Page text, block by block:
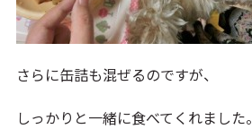
さらに缶詰も混ぜるのですが、
しっかりと一緒に食べてくれました。